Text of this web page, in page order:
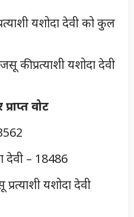
यशोदा देवी को कुल
प्रत्याशी यशोदा देवी
वोट
देवी – 18486
यशोदा देवी